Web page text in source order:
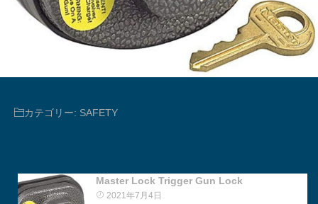
カテゴリー: SAFETY
Master Lock Trigger Gun Lock
2021年7月4日